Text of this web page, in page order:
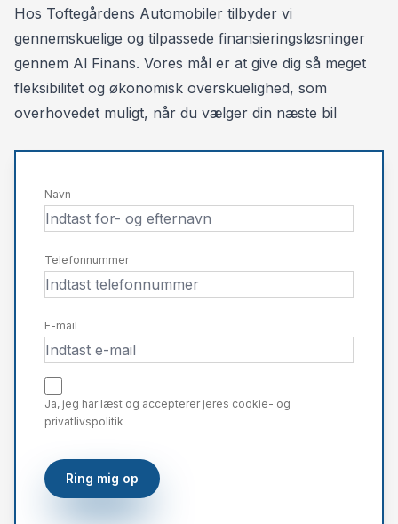
Restværdi: kr. 300.000, - ekskl. moms, ekskl. afgift
Månedlig ydelse: kr. 3.700, - inkl. moms
Restværdi: kr. 300.000, - ekskl. moms, ekskl. afgift
Ansvar- og kaskoforsikring. 850, - pr. md
Kontraktoprettelse 3.500,- ekskl. moms
Nummerplader 1.180,- inkl. moms,
Hos Toftegårdens Automobiler tilbyder vi
gennemskuelige og tilpassede finansieringsløsninger
gennem Al Finans. Vores mål er at give dig så meget
fleksibilitet og økonomisk overskuelighed, som
overhovedet muligt, når du vælger din næste bil
Navn
Telefonnummer
E-mail
Ja, jeg har læst og accepterer jeres cookie- og
privatlivspolitik
Ring mig op